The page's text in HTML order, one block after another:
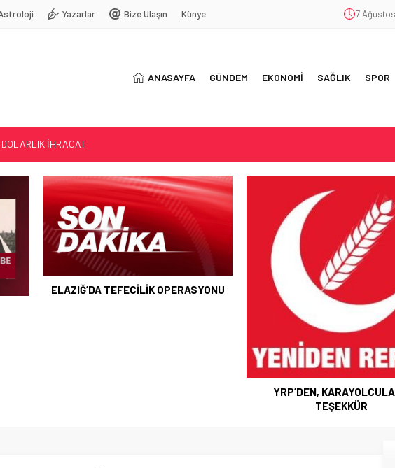
Yazarlar Bize Ulaşın Künye 7
ANASAYFA GÜNDEM EKONOMİ SAĞLIK SPOR
İHRACAT
EDİLDİ…
OPERASYONU
TEŞEKKÜR
ELAZIĞ’DA TEFECİLİK OPERASYONU
YRP’DEN,
TEŞEKKÜR